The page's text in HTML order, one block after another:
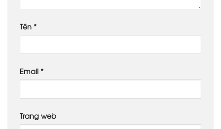
Tên *
Email *
Trang web